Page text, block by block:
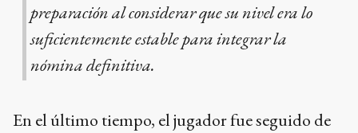
preparación al considerar que su nivel era lo
suficientemente estable para integrar la
nómina definitiva.
En el último tiempo, el jugador fue seguido de